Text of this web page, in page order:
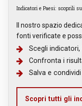
Indicatori e Paesi: scoprili su
Il nostro spazio
fonti verificate e
Scegli
Confronta i
Salva e
Scopri tutti gli